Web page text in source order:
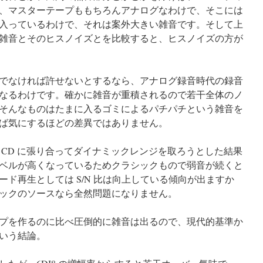
マスターテープももちろんアナログなわけで、そこには
っているわけで、それは案外大きい雑音です。そして上
音とそのヒスノイズとを比較すると、ヒスノイズの方が
なければ許せないとするなら、アナログ録音時代の録音
るわけです。確かに雑音が重積されるので若干全体のノ
んなものはたまに入るゴミによるパチパチという雑音を
気にするほどの差異ではありません。
に張り合ってダイナミックレンジを取ろうとした結果
ルが高くなっているためクラシックもので弱音が続くと
ド再生としては S/N 比は向上している傾向が出ますか
クのソースなら全然問題になりません。
を作るのに比べ圧倒的に雑音は出るので、現代的基準か
う結論。